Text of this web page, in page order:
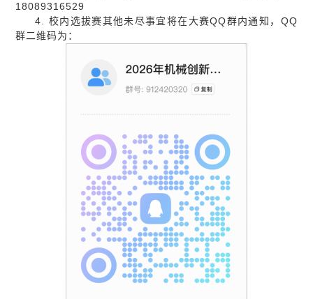
18089316529
4. 校内选拔赛其他未尽事宜将在大赛QQ群内通知，QQ
群二维码为：